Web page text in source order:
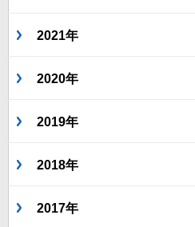
2021年
2020年
2019年
2018年
2017年